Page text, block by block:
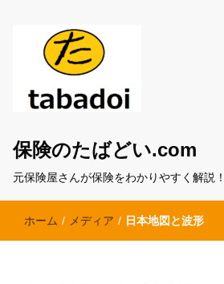
保険のたばどい.com
元保険屋さんが保険をわかりやすく解説！
ホーム / メディア / 日本地図と波形